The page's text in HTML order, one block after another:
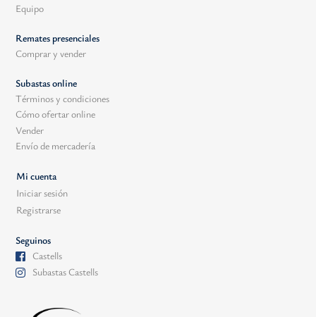
Equipo
Remates presenciales
Comprar y vender
Subastas online
Términos y condiciones
Cómo ofertar online
Vender
Envío de mercadería
Mi cuenta
Iniciar sesión
Registrarse
Seguinos
Castells
Subastas Castells